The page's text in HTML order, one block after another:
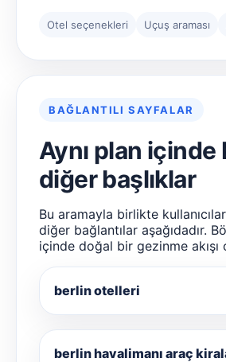
Otel seçenekleri Uçuş araması
BAĞLANTILI SAYFALAR
Aynı plan içinde
diğer başlıklar
Bu aramayla birlikte
diğer bağlantılar aşağıdadır.
içinde doğal bir gezinme akışı
berlin otelleri
berlin havalimanı araç